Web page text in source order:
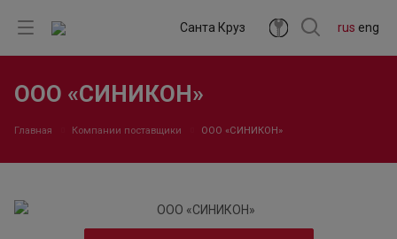
rus eng
Санта Круз
ООО «СИНИКОН»
Главная Компании поставщики ООО «СИНИКОН»